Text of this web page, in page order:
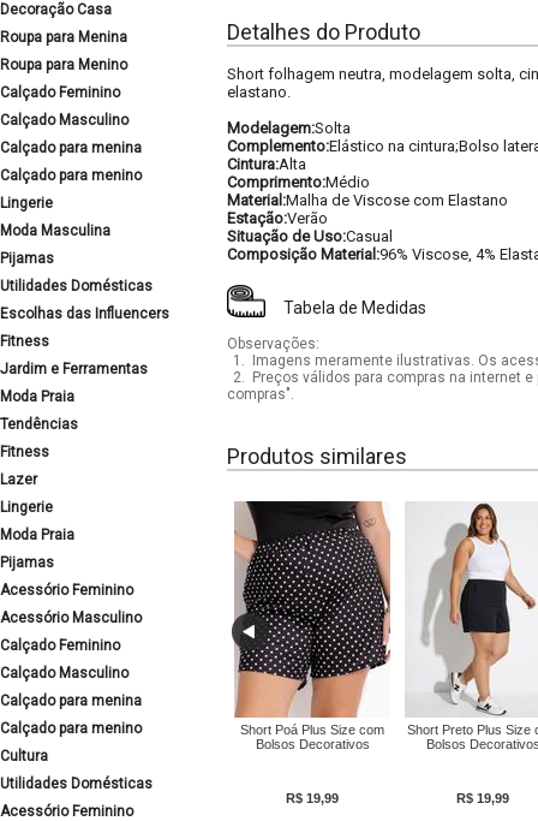
Decoração Casa
Roupa para Menina
Roupa para Menino
Calçado Feminino
Calçado Masculino
Calçado para menina
Calçado para menino
Lingerie
Moda Masculina
Pijamas
Utilidades Domésticas
Escolhas das Influencers
Fitness
Jardim e Ferramentas
Moda Praia
Tendências
Fitness
Lazer
Lingerie
Moda Praia
Pijamas
Acessório Feminino
Acessório Masculino
Calçado Feminino
Calçado Masculino
Calçado para menina
Calçado para menino
Cultura
Utilidades Domésticas
Acessório Feminino
Detalhes do Produto
Short folhagem neutra, modelagem solta,
elastano.
Modelagem:Solta
Complemento:Elástico na cintura;Bolso
Cintura:Alta
Comprimento:Médio
Material:Malha de Viscose com Elastano
Estação:Verão
Situação de Uso:Casual
Composição Material:96% Viscose, 4%
Tabela de Medidas
Observações:
1.
Imagens meramente ilustrativas. Os
2.
Preços válidos para compras na internet
compras".
Produtos similares
Short Poá Plus Size com
Bolsos Decorativos
R$ 19,99
Short Preto Plus Size
Bolsos
R$ 19,99